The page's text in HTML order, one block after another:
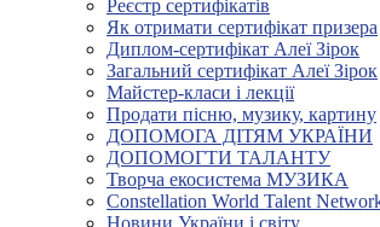
Реєстр сертифікатів
Як отримати сертифікат призера
Диплом-сертифікат Алеї Зірок
Загальний сертифікат Алеї Зірок
Майстер-класи і лекції
Продати пісню, музику, картину
ДОПОМОГА ДІТЯМ УКРАЇНИ
ДОПОМОГТИ ТАЛАНТУ
Творча екосистема МУЗИКА
Constellation World Talent
Новини України і світу